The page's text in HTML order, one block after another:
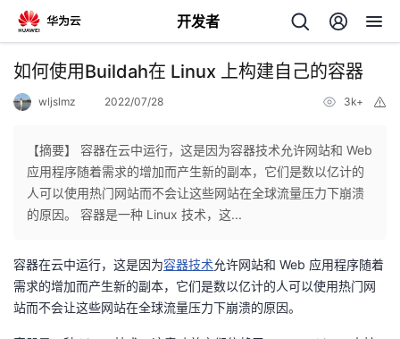
开发者
返
个
人
主
我
的
如何使用Buildah在 Linux 上构建自己的容器
wljslmz 2022/07/28 3k+
【摘要】 容器在云中运行，这是因为容器技术允许网站和 Web
应用程序随着需求的增加而产生新的副本，它们是数以亿计的
人可以使用热门网站而不会让这些网站在全球流量压力下崩溃
的原因。 容器是一种 Linux 技术，这...
容器在云中运行，这是因为容器技术允许网站和 Web 应用程序随着
需求的增加而产生新的副本，它们是数以亿计的人可以使用热门网
站而不会让这些网站在全球流量压力下崩溃的原因。